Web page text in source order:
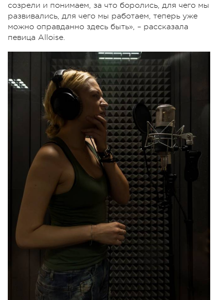
созрели и понимаем, за что боролись, для чего мы
развивались, для чего мы работаем, теперь уже
можно оправданно здесь быть», – рассказала
певица Alloise.